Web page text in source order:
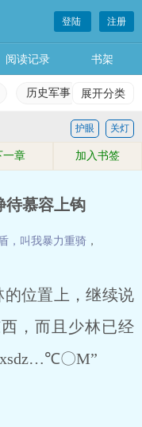
登陆 注册
阅读记录 书架
历史军事 科幻灵
展开分类
历史军事
频道 完本小说
书架 阅读记录
关灯
护眼
一章 加入书签
待慕容上钩
，叫我暴力重骑 ，
位置上，继续说
，而且少林已经
〇M”